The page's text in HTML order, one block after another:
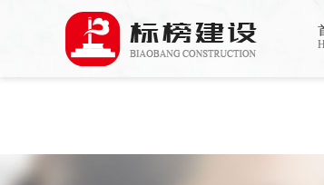
: mkdir(): No space left on device in
: file_put_contents(./cachefile_yuan/bjbkws.com/cache/2a/
香蕉视频在线免费,香蕉视频导航